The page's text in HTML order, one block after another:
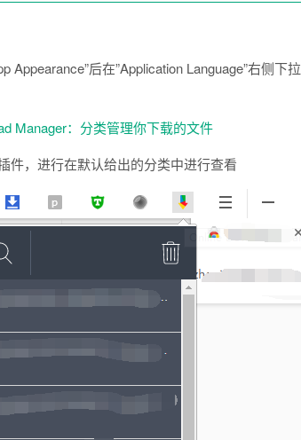
Appearance”后在”Application Language”右侧下
件，进行在默认给出的分类中进行查看